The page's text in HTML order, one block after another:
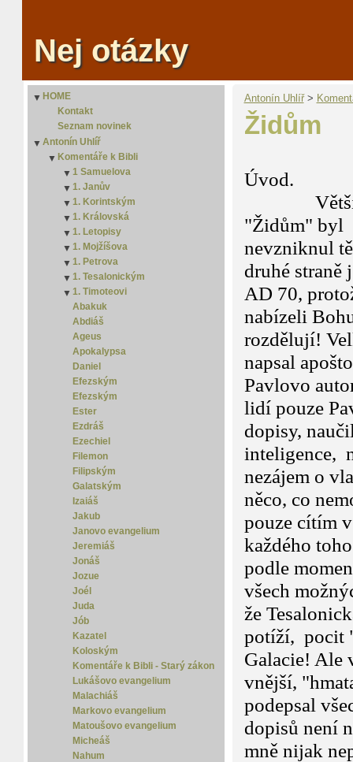
Nej otázky
▼ HOME
Kontakt
Seznam novinek
▼ Antonín Uhlíř
▼ Komentáře k Bibli
▼ 1 Samuelova
2. Samuelova
▼ 1. Janův
2. Janův
3. Janův
▼ 1. Korintským
2. Korintským
▼ 1. Královská
2. Královská
▼ 1. Letopisy
2. Letopisy
▼ 1. Mojžíšova
2. Mojžíšova
3. Mojžíšova
4. Mojžíšova
5 Mojžíšova
▼ 1. Petrova
2. Petrova
▼ 1. Tesalonickým
2. Tesalonickým
▼ 1. Timoteovi
2. Timoteovi
Abakuk
Abdiáš
Ageus
Apokalypsa
Daniel
Efezským
Efezským
Ester
Ezdráš
Ezechiel
Filemon
Filipským
Galatským
Izaiáš
Jakub
Janovo evangelium
Jeremiáš
Jonáš
Jozue
Joél
Juda
Jób
Kazatel
Koloským
Komentáře k Bibli - Starý zákon
Lukášovo evangelium
Malachiáš
Markovo evangelium
Matoušovo evangelium
Micheáš
Nahum
Antonín Uhlíř‎ > ‎
Židům
Úvod.
Většina
"Židům" byl
nevzniknul
druhé straně
AD 70,
nabízeli
rozdělují!
napsal
Pavlovo
lidí pouze
dopisy,
inteligence,
nezájem o
něco, co
pouze cítím
každého
podle
všech
že
potíží, pocit
Galacie! Ale
vnější,
podepsal
dopisů není
mně nijak